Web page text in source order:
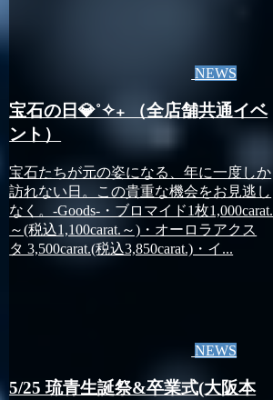
NEWS
宝石の日💎˚✧₊ （全店舗共通イベ
ント）
宝石たちが元の姿になる、年に一度しか
訪れない日。この貴重な機会をお見逃し
なく。-Goods-・ブロマイド1枚1,000carat.
～(税込1,100carat.～)・オーロラアクス
タ 3,500carat.(税込3,850carat.)・イ...
NEWS
5/25 琉青生誕祭&卒業式(大阪本